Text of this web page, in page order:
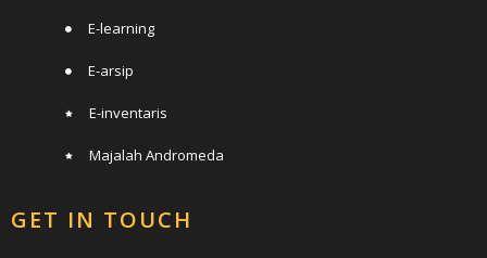
E-learning
E-arsip
E-inventaris
Majalah Andromeda
GET IN TOUCH